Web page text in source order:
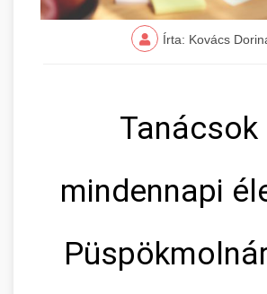
Írta: Kovács
Tanácsok
mindennapi